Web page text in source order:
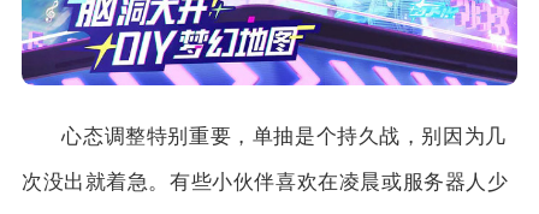
心态调整特别重要，单抽是个持久战，别因为几
次没出就着急。有些小伙伴喜欢在凌晨或服务器人少